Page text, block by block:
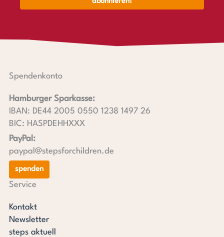
Spendenkonto
Hamburger Sparkasse:
IBAN: DE44 2005 0550 1238 1497 26
BIC: HASPDEHHXXX
PayPal:
paypal@stepsforchildren.de
spenden
Service
Kontakt
Newsletter
steps aktuell